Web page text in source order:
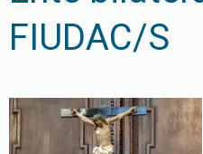
FIUDAC/S